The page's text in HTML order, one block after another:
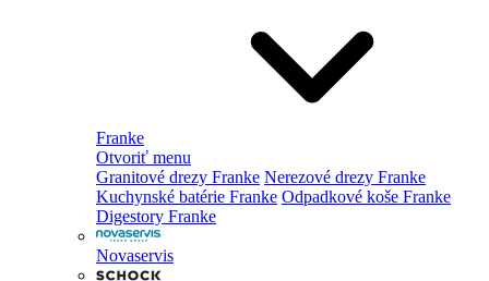
Franke
Otvoriť menu
Granitové drezy Franke Nerezové drezy Franke
Kuchynské batérie Franke Odpadkové koše Franke
Digestory Franke
Novaservis